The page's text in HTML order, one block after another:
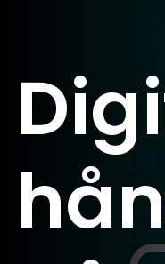
Aktuelt